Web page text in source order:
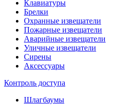
Клавиатуры
Брелки
Охранные извещатели
Пожарные извещатели
Аварийные извещатели
Уличные извещатели
Сирены
Аксессуары
Контроль доступа
Шлагбаумы